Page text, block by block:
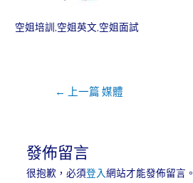
空姐培訓,空姐英文,空姐面試
← 上一篇 媒體
發佈留言
很抱歉，必須登入網站才能發佈留言。